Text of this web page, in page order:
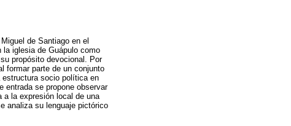
de Santiago en el
iglesia de Guápulo como
propósito devocional. Por
formar parte de un conjunto
estructura socio política en
entrada se propone observar
a la expresión local de una
analiza su lenguaje pictórico